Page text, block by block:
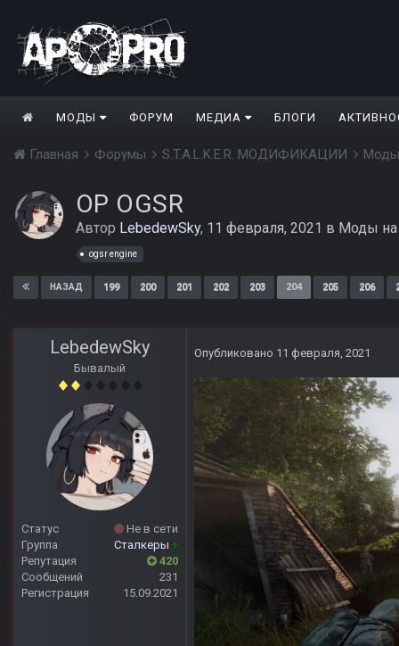
МОДЫ ФОРУМ МЕДИА БЛОГИ
Главная Форумы S.T.A.L.K.E.R. МОДИФИКАЦИИ
ОP OGSR
Автор LebedewSky, 11 февраля, 2021 в Моды на
ogsr engine
НАЗАД 199 200 201 202 203 204 205 206
LebedewSky
Бывалый
Статус
Не в сети
Группа
Сталкеры +
Репутация
420
Сообщений
231
Регистрация
15.09.2021
Опубликовано 11 февраля, 2021